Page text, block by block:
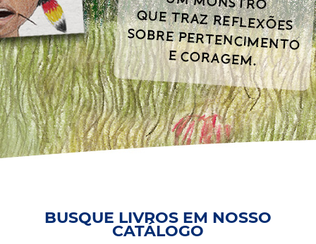
BUSQUE LIVROS EM NOSSO
CATÁLOGO